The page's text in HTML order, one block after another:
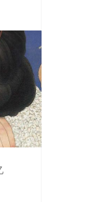
，更加广
各国的
习借鉴世
秀文明成
文化工
敦煌故
好中国声
为构建“一
务。（文
张晓松、
影记者：
环驰）
，然后
湿木头
，每一道
格要求。
国傩文
组成部
于傩仪、
戏。傩面
多，造型
为杨柳木
所雕，然
漆，表现
拙、庄典